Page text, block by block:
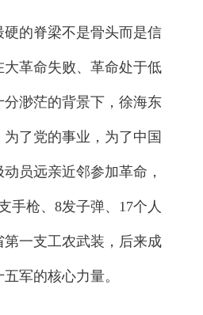
的脊梁不是骨头而是信
大革命失败、革命处于低
渺茫的背景下，徐海东
了党的事业，为了中国
员远亲近邻参加革命，
手枪、8发子弹、17个人
一支工农武装，后来成
军的核心力量。